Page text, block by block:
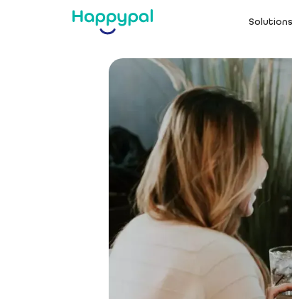
Solutions